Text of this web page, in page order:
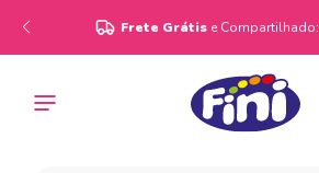
Frete Grátis e Compartilhado: